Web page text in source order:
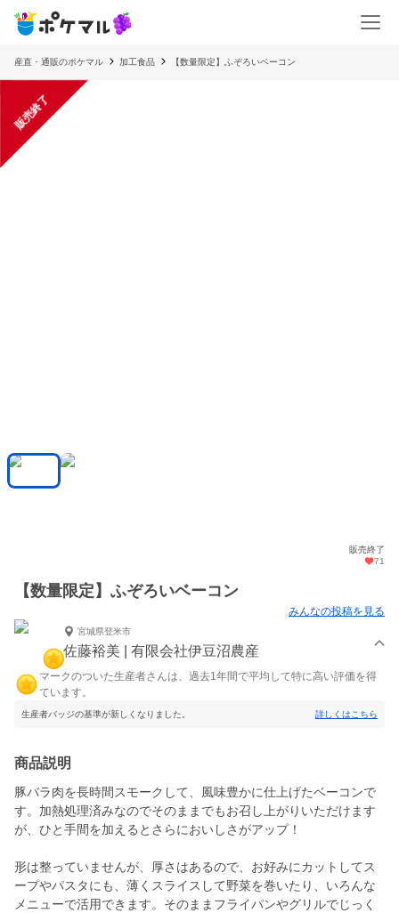
産直・通販のポケマル 加工食品 【数量限定】ふぞろいベーコン
販売終了
販売終了
71
【数量限定】ふぞろいベーコン
みんなの投稿を見る
宮城県登米市
佐藤裕美 | 有限会社伊豆沼農産
マークのついた生産者さんは、過去1年間で平均して特に高い評価を得
ています。
生産者バッジの基準が新しくなりました。 詳しくはこちら
商品説明
豚バラ肉を長時間スモークして、風味豊かに仕上げたベーコンで
す。加熱処理済みなのでそのままでもお召し上がりいただけます
が、ひと手間を加えるとさらにおいしさがアップ！
形は整っていませんが、厚さはあるので、お好みにカットしてス
ープやパスタにも、薄くスライスして野菜を巻いたり、いろんな
メニューで活用できます。そのままフライパンやグリルでじっく